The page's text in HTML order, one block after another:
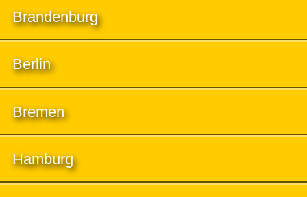
Brandenburg
Berlin
Bremen
Hamburg